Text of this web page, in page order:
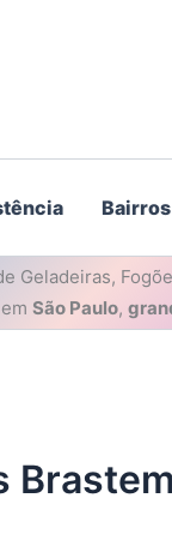
Geladeiras,
em São Paulo,